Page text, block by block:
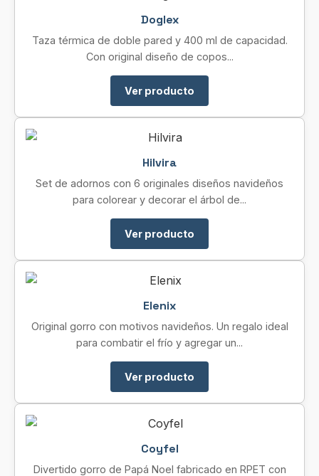
Doglex
Taza térmica de doble pared y 400 ml de capacidad.
Con original diseño de copos...
Ver producto
Hilvira
Set de adornos con 6 originales diseños navideños
para colorear y decorar el árbol de...
Ver producto
Elenix
Original gorro con motivos navideños. Un regalo ideal
para combatir el frío y agregar un...
Ver producto
Coyfel
Divertido gorro de Papá Noel fabricado en RPET con